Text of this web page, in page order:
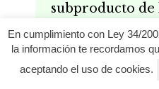
subproducto
rápida de las
posesión de
En cumplimiento con Ley 34/
la información te recordamos
aceptando el uso de cookies.